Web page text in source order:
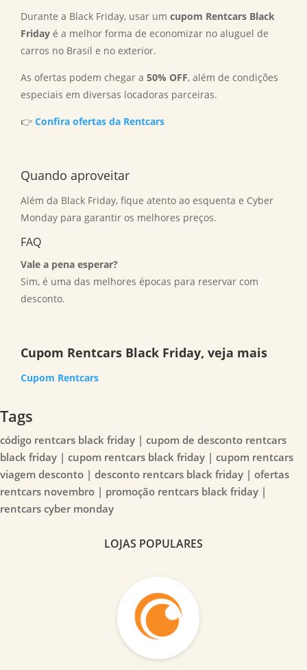
Durante a Black Friday, usar um cupom Rentcars Black
Friday é a melhor forma de economizar no aluguel de
carros no Brasil e no exterior.
As ofertas podem chegar a 50% OFF, além de condições
especiais em diversas locadoras parceiras.
👉 Confira ofertas da Rentcars
Quando aproveitar
Além da Black Friday, fique atento ao esquenta e Cyber
Monday para garantir os melhores preços.
FAQ
Vale a pena esperar?
Sim, é uma das melhores épocas para reservar com
desconto.
Cupom Rentcars Black Friday, veja mais
Cupom Rentcars
Tags
código rentcars black friday | cupom de desconto rentcars
black friday | cupom rentcars black friday | cupom rentcars
viagem desconto | desconto rentcars black friday | ofertas
rentcars novembro | promoção rentcars black friday |
rentcars cyber monday
LOJAS POPULARES